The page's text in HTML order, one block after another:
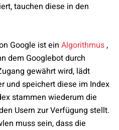
tauchen diese in den
Google ist ein Algorithmus,
dem Googlebot durch
gewährt wird, lädt
und speichert diese im Index
stammen wiederum die
Usern zur Verfügung stellt.
muss sein, dass die